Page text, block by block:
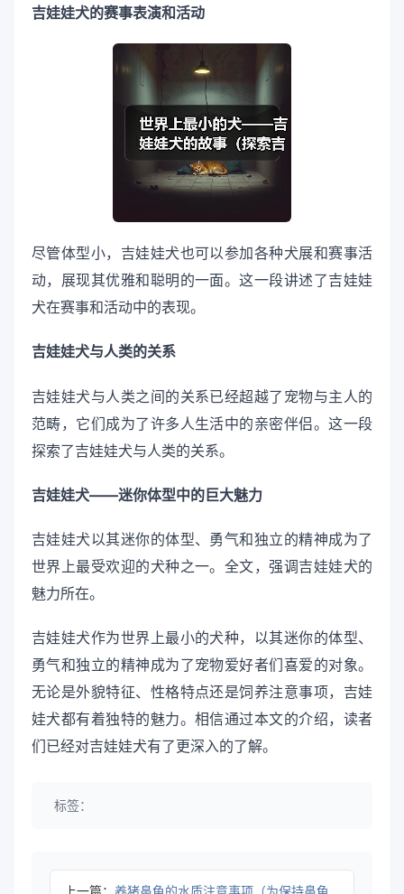
吉娃娃犬的赛事表演和活动
尽管体型小，吉娃娃犬也可以参加各种犬展和赛事活
动，展现其优雅和聪明的一面。这一段讲述了吉娃娃
犬在赛事和活动中的表现。
吉娃娃犬与人类的关系
吉娃娃犬与人类之间的关系已经超越了宠物与主人的
范畴，它们成为了许多人生活中的亲密伴侣。这一段
探索了吉娃娃犬与人类的关系。
吉娃娃犬——迷你体型中的巨大魅力
吉娃娃犬以其迷你的体型、勇气和独立的精神成为了
世界上最受欢迎的犬种之一。全文，强调吉娃娃犬的
魅力所在。
吉娃娃犬作为世界上最小的犬种，以其迷你的体型、
勇气和独立的精神成为了宠物爱好者们喜爱的对象。
无论是外貌特征、性格特点还是饲养注意事项，吉娃
娃犬都有着独特的魅力。相信通过本文的介绍，读者
们已经对吉娃娃犬有了更深入的了解。
标签：